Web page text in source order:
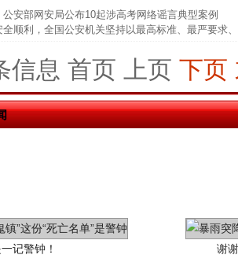
公安部网安局公布10起涉高考网络谣言典型案例
顺利，全国公安机关坚持以最高标准、最严要求
信息 首页 上页 下页